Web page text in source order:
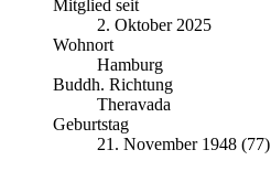
Mitglied seit
2. Oktober 2025
Wohnort
Hamburg
Buddh. Richtung
Theravada
Geburtstag
21. November 1948 (77)